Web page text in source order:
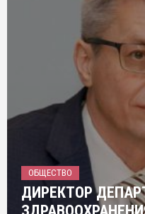
ОБЩЕСТВО
ДИРЕКТОР